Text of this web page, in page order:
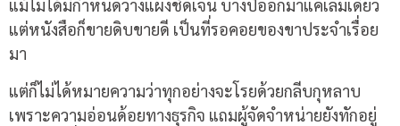
แม้ไม่ได้มีกำหนดวางแผงชัดเจน บางปีออกมาแค่เล่มเดียว
แต่หนังสือก็ขายดิบขายดี เป็นที่รอคอยของขาประจำเรื่อย
มา
แต่ก็ไม่ได้หมายความว่าทุกอย่างจะโรยด้วยกลีบกุหลาบ
เพราะความอ่อนด้อยทางธุรกิจ แถมผู้จัดจำหน่ายยังทักอยู่